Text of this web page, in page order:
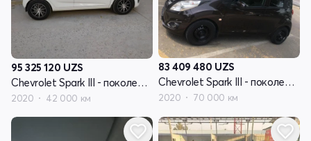
95 325 120 UZS
Chevrolet Spark III - поколение
2020 42 000 км
83 409 480 UZS
Chevrolet Spark III - поколение
2020 70 000 км